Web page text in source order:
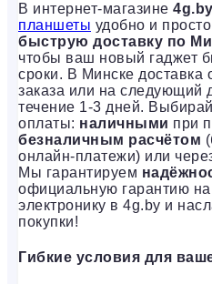
В интернет-магазине 4g.by
планшеты удобно и
быструю доставку по
чтобы ваш новый гаджет
сроки. В Минске доставка
заказа или на следующий
течение 1-3 дней.
оплаты: наличными при
безналичным расчётом
онлайн-платежи) или
Мы гарантируем
официальную гарантию
электронику в 4g.by и
покупки!
Гибкие условия для